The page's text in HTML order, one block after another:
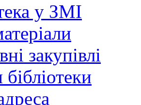
у ЗМІ
закупівлі
бібліотеки